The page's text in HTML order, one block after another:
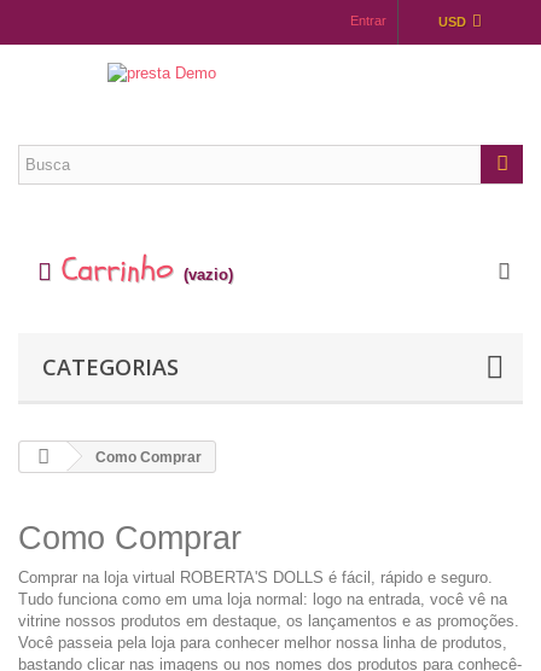
USD
Entrar
Carrinho (vazio)
CATEGORIAS
Como Comprar
Como Comprar
Comprar na loja virtual ROBERTA'S DOLLS é fácil, rápido e seguro.
Tudo funciona como em uma loja normal: logo na entrada, você vê na
vitrine nossos produtos em destaque, os lançamentos e as promoções.
Você passeia pela loja para conhecer melhor nossa linha de produtos,
bastando clicar nas imagens ou nos nomes dos produtos para conhecê-